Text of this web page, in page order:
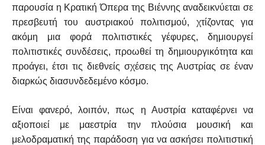
παρουσία η Κρατική Όπερα της Βιέννης αναδεικνύεται σε
πρεσβευτή του αυστριακού πολιτισμού, χτίζοντας για
ακόμη μια φορά πολιτιστικές γέφυρες, δημιουργεί
πολιτιστικές συνδέσεις, προωθεί τη δημιουργικότητα και
προάγει, έτσι τις διεθνείς σχέσεις της Αυστρίας σε έναν
διαρκώς διασυνδεδεμένο κόσμο.
Είναι φανερό, λοιπόν, πως η Αυστρία καταφέρνει να
αξιοποιεί με μαεστρία την πλούσια μουσική και
μελοδραματική της παράδοση για να ασκήσει πολιτιστική